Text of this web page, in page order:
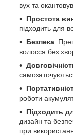
вух та
Простота
підходить для
Безпека:
волосся без
роботи
Підходить
дизайн та
при